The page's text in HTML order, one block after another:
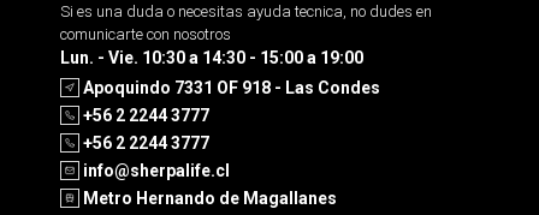
Si es una duda o necesitas ayuda tecnica, no dudes en
comunicarte con nosotros
Lun. - Vie. 10:30 a 14:30 - 15:00 a 19:00
Apoquindo 7331 OF 918 - Las Condes
+56 2 2244 3777
+56 2 2244 3777
info@sherpalife.cl
Metro Hernando de Magallanes